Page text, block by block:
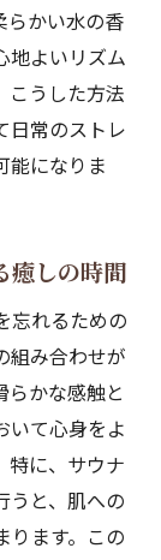
らかい水の香
地よいリズム
こうした方法
日常のストレ
能になりま
癒しの時間
忘れるための
組み合わせが
らかな感触と
いて心身をよ
特に、サウナ
うと、肌への
ります。この